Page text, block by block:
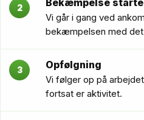
2 Bekæmpelse
Vi går i gang ved
bekæmpelsen med
3 Opfølgning
Vi følger op på
fortsat er aktivitet.